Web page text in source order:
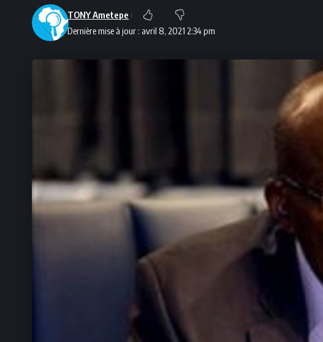
Dernière mise à jour : avril 8, 2021 2:34 pm
TONY Ametepe